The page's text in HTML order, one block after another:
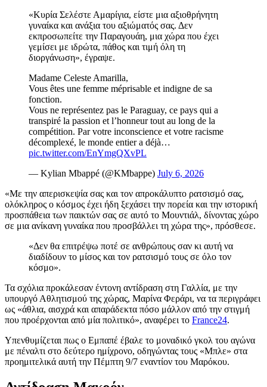
«Κυρία Σελέστε Αμαρίγια, είστε μια αξιοθρήνητη
γυναίκα και ανάξια του αξιώματός σας. Δεν
εκπροσωπείτε την Παραγουάη, μια χώρα που έχει
γεμίσει με ιδρώτα, πάθος και τιμή όλη τη
διοργάνωση», έγραψε.
Madame Celeste Amarilla,
Vous êtes une femme méprisable et indigne de sa
fonction.
Vous ne représentez pas le Paraguay, ce pays qui a
transpiré la passion et l’honneur tout au long de la
compétition. Par votre inconscience et votre racisme
décomplexé, le monde entier a déjà…
pic.twitter.com/EnYmgQXvPL
— Kylian Mbappé (@KMbappe) July 6, 2026
«Με την απερισκεψία σας και τον απροκάλυπτο ρατσισμό σας,
ολόκληρος ο κόσμος έχει ήδη ξεχάσει την πορεία και την ιστορική
προσπάθεια των παικτών σας σε αυτό το Μουντιάλ, δίνοντας χώρο
σε μια ανίκανη γυναίκα που προσβάλλει τη χώρα της», πρόσθεσε.
«Δεν θα επιτρέψω ποτέ σε ανθρώπους σαν κι αυτή να
διαδίδουν το μίσος και τον ρατσισμό τους σε όλο τον
κόσμο».
Τα σχόλια προκάλεσαν έντονη αντίδραση στη Γαλλία, με την
υπουργό Αθλητισμού της χώρας, Μαρίνα Φεράρι, να τα περιγράφει
ως «άθλια, αισχρά και απαράδεκτα πόσο μάλλον από την στιγμή
που προέρχονται από μία πολιτικό», αναφέρει το France24.
Υπενθυμίζεται πως ο Εμπαπέ έβαλε το μοναδικό γκολ του αγώνα
με πέναλτι στο δεύτερο ημίχρονο, οδηγώντας τους «Μπλε» στα
προημιτελικά αυτή την Πέμπτη 9/7 εναντίον του Μαρόκου.